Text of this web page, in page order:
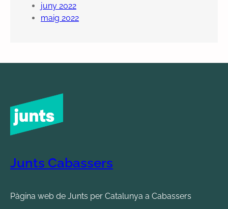
juny 2022
maig 2022
Junts Cabassers
Pàgina web de Junts per Catalunya a Cabassers